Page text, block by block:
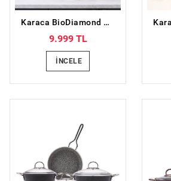
Karaca BioDiamond Pro İndüksiyon Tabanlı 7 Parça Tencere Seti
9.999 TL
İNCELE